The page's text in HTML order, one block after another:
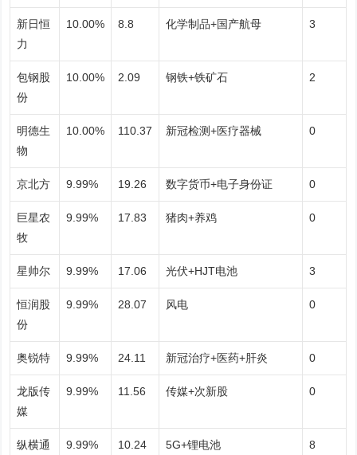
新日恒
力
10.00% 8.8 化学制品+国产航母 3
包钢股
份
10.00% 2.09 钢铁+铁矿石 2
明德生
物
10.00% 110.37 新冠检测+医疗器械 0
京北方 9.99% 19.26 数字货币+电子身份证 0
巨星农
牧
9.99% 17.83 猪肉+养鸡 0
星帅尔 9.99% 17.06 光伏+HJT电池 3
恒润股
份
9.99% 28.07 风电 0
奥锐特 9.99% 24.11 新冠治疗+医药+肝炎 0
龙版传
媒
9.99% 11.56 传媒+次新股 0
纵横通 9.99% 10.24 5G+锂电池 8